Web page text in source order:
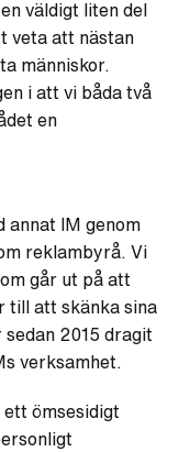
väldigt liten del
veta att nästan
människor.
i att vi båda två
en
annat IM genom
reklambyrå. Vi
går ut på att
till att skänka sina
2015 dragit
verksamhet.
ömsesidigt